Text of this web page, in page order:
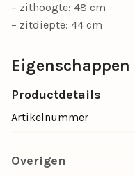
– zithoogte: 48 cm
– zitdiepte: 44 cm
Eigenschappen
Productdetails
Artikelnummer
Overigen